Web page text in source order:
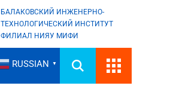
БАЛАКОВСКИЙ ИНЖЕНЕРНО-
ТЕХНОЛОГИЧЕСКИЙ ИНСТИТУТ
ФИЛИАЛ НИЯУ МИФИ
RUSSIAN ▼